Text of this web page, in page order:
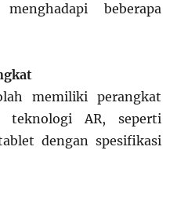
beberapa
memiliki perangkat
teknologi AR, seperti
dengan spesifikasi